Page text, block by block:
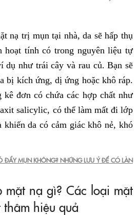
nạ trị mụn tại nhà, da sẽ hấp thụ
hoạt tính có trong nguyên liệu tự
dụ như trái cây và rau củ. Bạn sẽ
bị kích ứng, dị ứng hoặc khô ráp.
kê đơn có chứa các hợp chất như
salicylic, có thể làm mất đi lớp
khiến da có cảm giác khô nẻ, khó
ĐẨY MỤN KHÔNG? NHỮNG LƯU Ý ĐỂ CÓ LÀN
mặt nạ gì? Các loại mặt
hiệu quả